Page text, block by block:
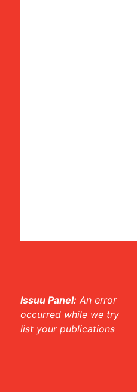
Issuu Panel: An error
occurred while we try
list your publications